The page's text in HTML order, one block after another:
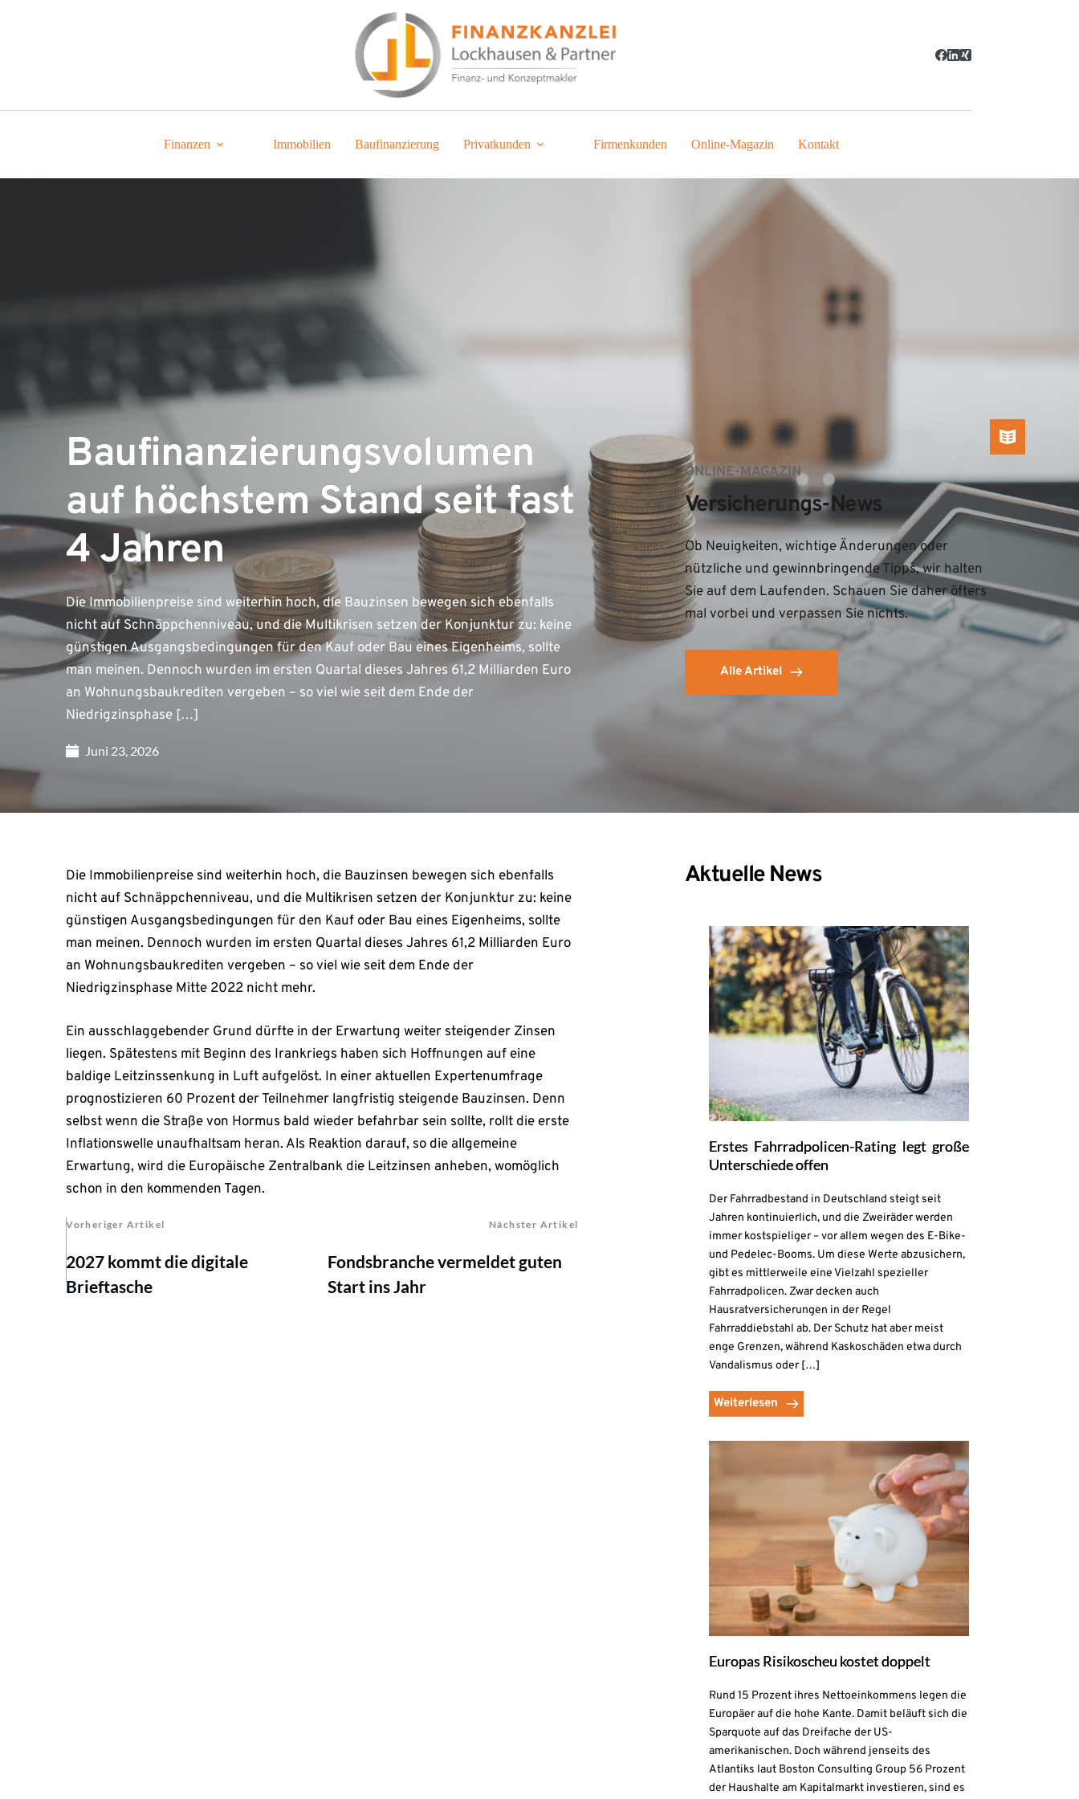
Finanzen Immobilien Baufinanzierung Privatkunden Firmenkunden Online-Magazin Kontakt
Baufinanzierungsvolumen
auf höchstem Stand seit fast
4 Jahren
Die Immobilienpreise sind weiterhin hoch, die Bauzinsen bewegen sich ebenfalls
nicht auf Schnäppchenniveau, und die Multikrisen setzen der Konjunktur zu: keine
günstigen Ausgangsbedingungen für den Kauf oder Bau eines Eigenheims, sollte
man meinen. Dennoch wurden im ersten Quartal dieses Jahres 61,2 Milliarden Euro
an Wohnungsbaukrediten vergeben – so viel wie seit dem Ende der
Niedrigzinsphase […]
Juni 23, 2026
ONLINE-MAGAZIN
Versicherungs-News
Ob Neuigkeiten, wichtige Änderungen oder
nützliche und gewinnbringende Tipps, wir halten
Sie auf dem Laufenden. Schauen Sie daher öfters
mal vorbei und verpassen Sie nichts.
Alle Artikel
Die Immobilienpreise sind weiterhin hoch, die Bauzinsen bewegen sich ebenfalls
nicht auf Schnäppchenniveau, und die Multikrisen setzen der Konjunktur zu: keine
günstigen Ausgangsbedingungen für den Kauf oder Bau eines Eigenheims, sollte
man meinen. Dennoch wurden im ersten Quartal dieses Jahres 61,2 Milliarden Euro
an Wohnungsbaukrediten vergeben – so viel wie seit dem Ende der
Niedrigzinsphase Mitte 2022 nicht mehr.
Ein ausschlaggebender Grund dürfte in der Erwartung weiter steigender Zinsen
liegen. Spätestens mit Beginn des Irankriegs haben sich Hoffnungen auf eine
baldige Leitzinssenkung in Luft aufgelöst. In einer aktuellen Expertenumfrage
prognostizieren 60 Prozent der Teilnehmer langfristig steigende Bauzinsen. Denn
selbst wenn die Straße von Hormus bald wieder befahrbar sein sollte, rollt die erste
Inflationswelle unaufhaltsam heran. Als Reaktion darauf, so die allgemeine
Erwartung, wird die Europäische Zentralbank die Leitzinsen anheben, womöglich
schon in den kommenden Tagen.
Vorheriger Artikel Nächster Artikel
2027 kommt die digitale
Brieftasche
Fondsbranche vermeldet guten
Start ins Jahr
Aktuelle News
Erstes Fahrradpolicen-Rating legt große
Unterschiede offen
Der Fahrradbestand in Deutschland steigt seit
Jahren kontinuierlich, und die Zweiräder werden
immer kostspieliger – vor allem wegen des E-Bike-
und Pedelec-Booms. Um diese Werte abzusichern,
gibt es mittlerweile eine Vielzahl spezieller
Fahrradpolicen. Zwar decken auch
Hausratversicherungen in der Regel
Fahrraddiebstahl ab. Der Schutz hat aber meist
enge Grenzen, während Kaskoschäden etwa durch
Vandalismus oder […]
Weiterlesen
Europas Risikoscheu kostet doppelt
Rund 15 Prozent ihres Nettoeinkommens legen die
Europäer auf die hohe Kante. Damit beläuft sich die
Sparquote auf das Dreifache der US-
amerikanischen. Doch während jenseits des
Atlantiks laut Boston Consulting Group 56 Prozent
der Haushalte am Kapitalmarkt investieren, sind es